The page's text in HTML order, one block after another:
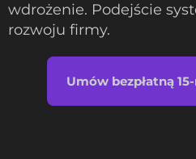
wdrożenie. Podejście
rozwoju firmy.
Umów bezpłatną